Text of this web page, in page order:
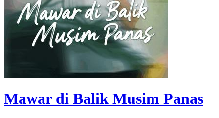
Mawar di Balik Musim Panas